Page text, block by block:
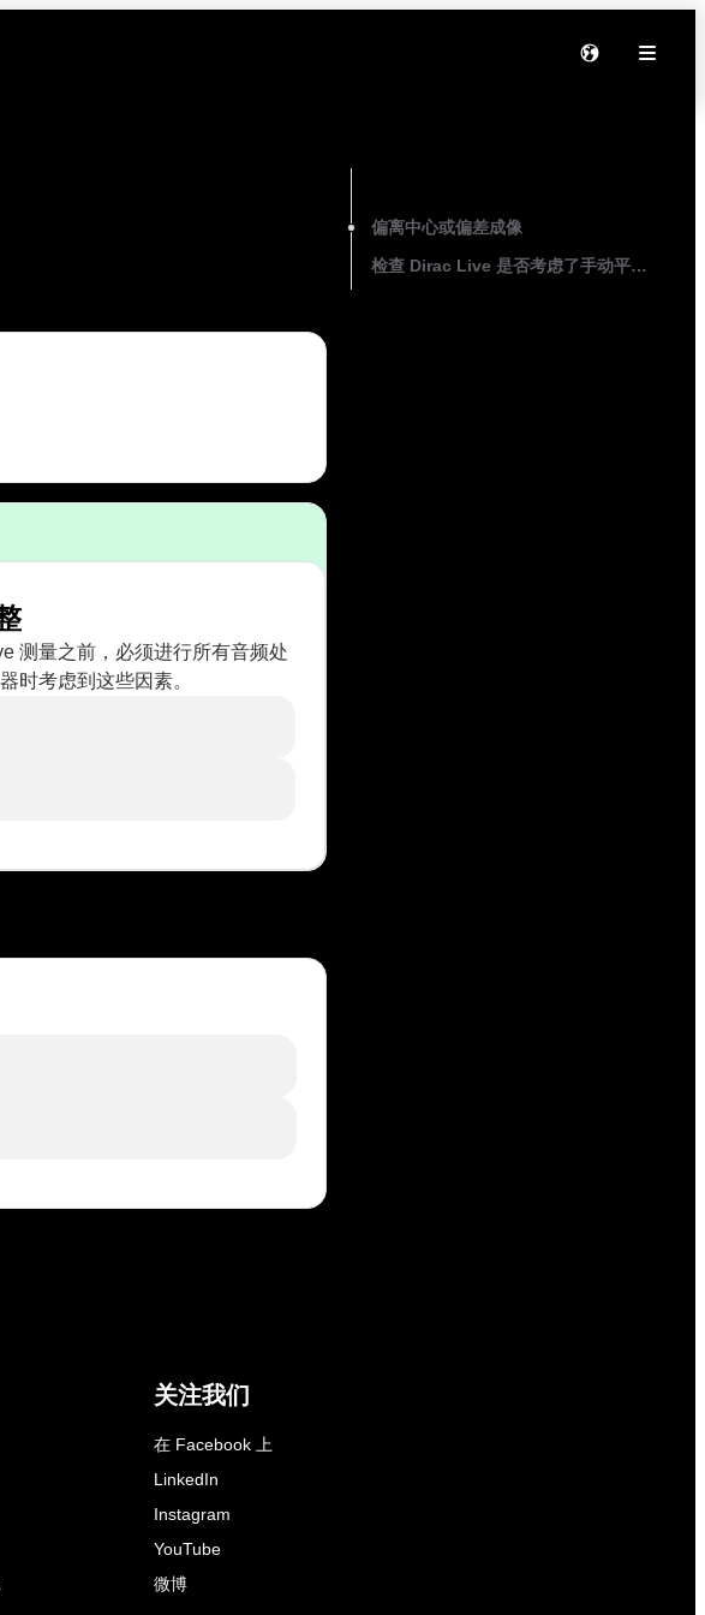
测量之前，必须进行所有音频处
时考虑到这些因素。
偏离中心或偏差成像
检查 Dirac Live 是否考虑了手动平衡调整
关注我们
在 Facebook 上
LinkedIn
Instagram
YouTube
微博